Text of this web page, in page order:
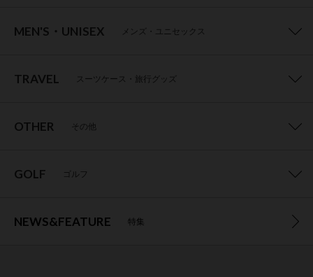
MEN'S・UNISEX メンズ・ユニセックス
TRAVEL スーツケース・旅行グッズ
OTHER その他
GOLF ゴルフ
NEWS&FEATURE 特集